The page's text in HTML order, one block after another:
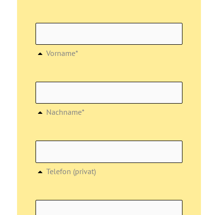
Vorname*
Nachname*
Telefon (privat)